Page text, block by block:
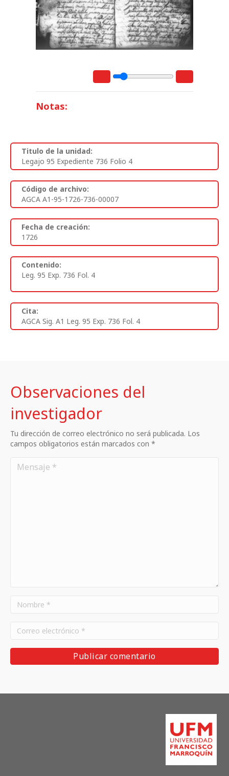
Notas:
Titulo de la unidad:
Legajo 95 Expediente 736 Folio 4
Código de archivo:
AGCA A1-95-1726-736-00007
Fecha de creación:
1726
Contenido:
Leg. 95 Exp. 736 Fol. 4
Cita:
AGCA Sig. A1 Leg. 95 Exp. 736 Fol. 4
Observaciones del
investigador
Tu dirección de correo electrónico no será publicada. Los
campos obligatorios están marcados con *